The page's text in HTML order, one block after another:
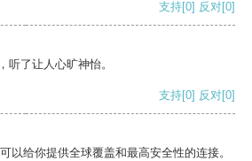
支持[0] 反对[0]
听了让人心旷神怡。
支持[0] 反对[0]
以给你提供全球覆盖和最高安全性的连接。